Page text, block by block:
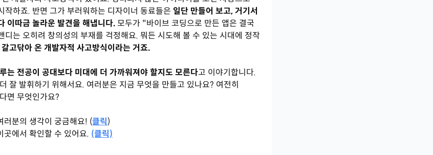
작하죠. 반면 그가 부러워하는 디자이너 동료들은 일단 만들어 보고, 거기서
이따금 놀라운 발견을 해냅니다.모두가 "바이브 코딩으로 만든 앱은 결국
디는 오히려 창의성의 부재를 걱정해요. 뭐든 시도해 볼 수 있는 시대에 정작
고닦아 온 개발자적 사고방식이라는 거죠.
는 전공이 공대보다 미대에 더 가까워져야 할지도 모른다고 이야기합니다.
잘 발휘하기 위해서요. 여러분은 지금 무엇을 만들고 있나요? 여전히
면 무엇인가요?
분의 생각이 궁금해요! (클릭)
에서 확인할 수 있어요. (클릭)